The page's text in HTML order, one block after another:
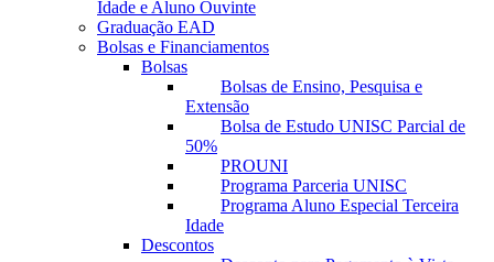
Idade e Aluno Ouvinte
Graduação EAD
Bolsas e Financiamentos
Bolsas
Bolsas de Ensino, Pesquisa e
Extensão
Bolsa de Estudo UNISC Parcial de
50%
PROUNI
Programa Parceria UNISC
Programa Aluno Especial Terceira
Idade
Descontos